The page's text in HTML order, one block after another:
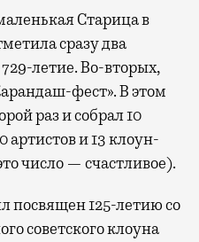
сразу два
летие. Во-вторых,
фест». В этом
раз и собрал 10
артистов и 13 клоун-
число — счастливое).
посвящен 125-летию со
советского клоуна